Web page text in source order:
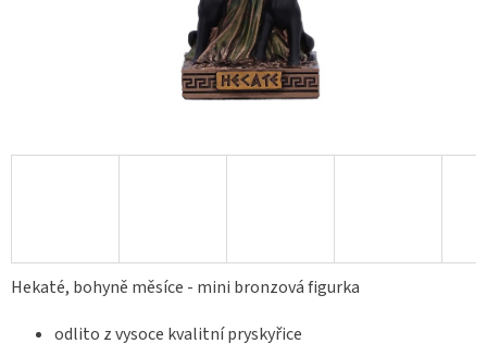
Hekaté, bohyně měsíce - mini bronzová figurka
odlito z vysoce kvalitní pryskyřice